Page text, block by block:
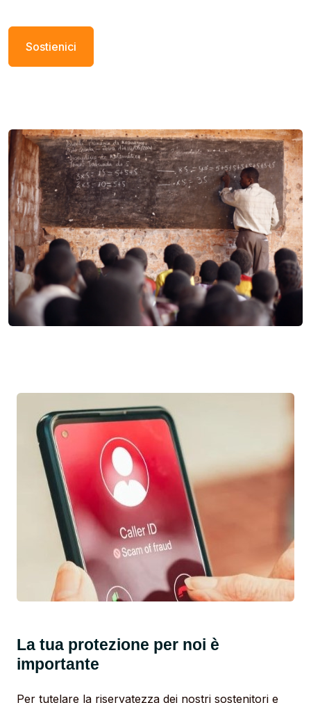
Sostienici
La tua protezione per noi è
importante
Per tutelare la riservatezza dei nostri sostenitori e